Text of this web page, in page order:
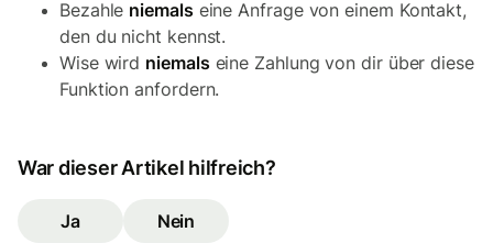
Bezahle niemals eine Anfrage von einem Kontakt,
den du nicht kennst.
Wise wird niemals eine Zahlung von dir über diese
Funktion anfordern.
War dieser Artikel hilfreich?
Ja Nein